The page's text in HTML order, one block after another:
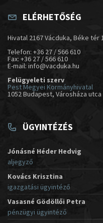
ELÉRHETŐSÉG
Hivatal 2167 Vácduka, Béke tér
Telefon: +36 27 / 566 610
Fax: +36 27 / 566 610
E-mail: info@vacduka.hu
Felügyeleti szerv
Pest Megyei Kormányhivatal
1052 Budapest, Városháza utca
ÜGYINTÉZÉS
Jónásné Héder Hedvig
aljegyző
Kovács Krisztina
igazgatási ügyintéző
Vasasné Gödöllői Petra
pénzügyi ügyintéző